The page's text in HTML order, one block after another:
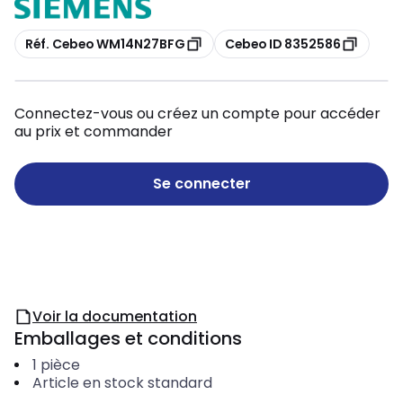
Copier
Réf. Cebeo WM14N27BFG Copier
Cebeo ID 8352586
Connectez-vous ou créez un compte pour accéder
au prix et commander
Se connecter
Voir la documentation
Emballages et conditions
1 pièce
Article en stock standard